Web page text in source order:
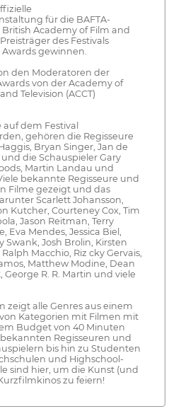
für die BAFTA-
Academy of Film and
des Festivals
Awards gewinnen.
den Moderatoren der
von der Academy of
Television (ACCT)
dem Festival
gehören die Regisseure
Bryan Singer, Jan de
die Schauspieler Gary
Martin Landau und
bekannte Regisseure und
Filme gezeigt und das
Scarlett Johansson,
Kutcher, Courteney Cox, Tim
Jason Reitman, Terry
Eva Mendes, Jessica Biel,
Swank, Josh Brolin, Kirsten
Macchio, Riz cky Gervais,
Matthew Modine, Dean
George R. R. Martin und viele
zeigt alle Genres aus einem
Kategorien mit Filmen mit
Budget von 40 Minuten
Regisseuren und
bis hin zu Studenten
und Highschool-
sind hier, um die Kunst (und
zu feiern!